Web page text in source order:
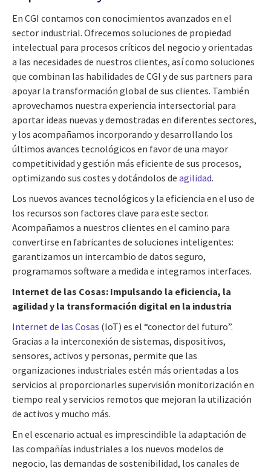
En CGI contamos con conocimientos avanzados en el
sector industrial. Ofrecemos soluciones de propiedad
intelectual para procesos críticos del negocio y orientadas
a las necesidades de nuestros clientes, así como soluciones
que combinan las habilidades de CGI y de sus partners para
apoyar la transformación global de sus clientes. También
aprovechamos nuestra experiencia intersectorial para
aportar ideas nuevas y demostradas en diferentes sectores,
y los acompañamos incorporando y desarrollando los
últimos avances tecnológicos en favor de una mayor
competitividad y gestión más eficiente de sus procesos,
optimizando sus costes y dotándolos de agilidad.
Los nuevos avances tecnológicos y la eficiencia en el uso de
los recursos son factores clave para este sector.
Acompañamos a nuestros clientes en el camino para
convertirse en fabricantes de soluciones inteligentes:
garantizamos un intercambio de datos seguro,
programamos software a medida e integramos interfaces.
Internet de las Cosas: Impulsando la eficiencia, la
agilidad y la transformación digital en la industria
Internet de las Cosas (IoT) es el “conector del futuro”.
Gracias a la interconexión de sistemas, dispositivos,
sensores, activos y personas, permite que las
organizaciones industriales estén más orientadas a los
servicios al proporcionarles supervisión monitorización en
tiempo real y servicios remotos que mejoran la utilización
de activos y mucho más.
En el escenario actual es imprescindible la adaptación de
las compañías industriales a los nuevos modelos de
negocio, las demandas de sostenibilidad, los canales de